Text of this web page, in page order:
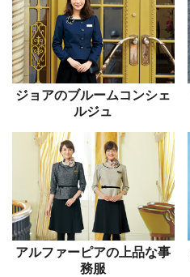
ジョアのブルームコンシェ
ルジュ
アルファーピアの上品な事
務服